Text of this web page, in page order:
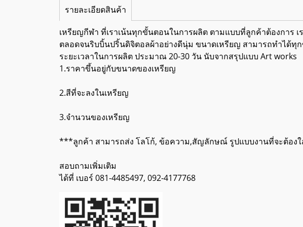
รายละเอียดสินค้า
เหรียญกีฬา ที่เราเน้นทุกขั้นตอนในการผลิต ตามแบบที่ลูกค้าต้องการ
ตลอดจนริบบิ้นปริ้นดิจิตอลผ้าอย่างดีนุ่ม ขนาดเหรียญ สามารถทำได้ทุ
ระยะเวลาในการผลิต ประมาณ 20-30 วัน นับจากสรุปแบบ Art works
1.ราคาขึ้นอยู่กับขนาดของเหรียญ
2.สีที่จะลงในเหรียญ
3.จำนวนของเหรียญ
***ลูกค้า สามารถส่ง โลโก้, ข้อความ,สัญลักษณ์ รูปแบบงานที่จะต้อง
สอบถามเพิ่มเติม
ได้ที่ เบอร์ 081-4485497, 092-4177768